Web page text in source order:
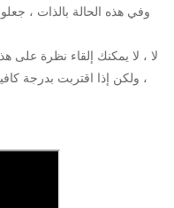
وفي هذه الحالة بالذات ،
لا ، لا يمكنك إلقاء نظرة على
، ولكن إذا اقتربت بدرجة